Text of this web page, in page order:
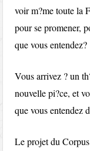
voir m?me toute la
pour se promener,
que vous entendez?
Vous arrivez ? un
nouvelle pi?ce, et
que vous entendez
Le projet du